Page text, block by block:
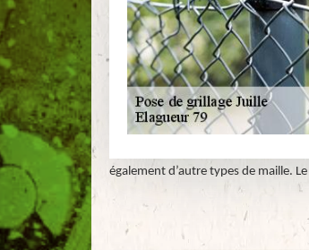
également d’autre types de maille.